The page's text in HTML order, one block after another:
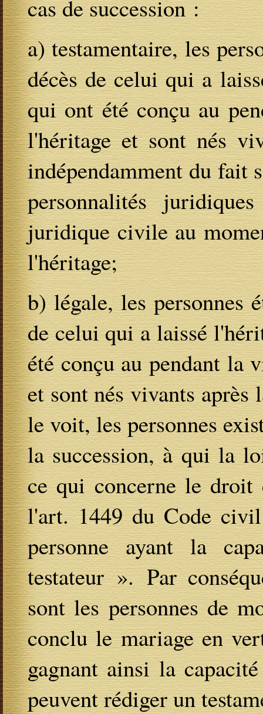
cas de succession :
a) testamentaire, les
décès de celui qui a
qui ont été conçu au
l'héritage et sont nés
indépendamment du fait
personnalités
juridique civile au
l'héritage;
b) légale, les personnes
de celui qui a laissé
été conçu au pendant la
et sont nés vivants
le voit, les personnes
la succession, à qui la
ce qui concerne le droit
l'art. 1449 du Code
personne ayant la
testateur ». Par
sont les personnes de
conclu le mariage en
gagnant ainsi la
peuvent rédiger un